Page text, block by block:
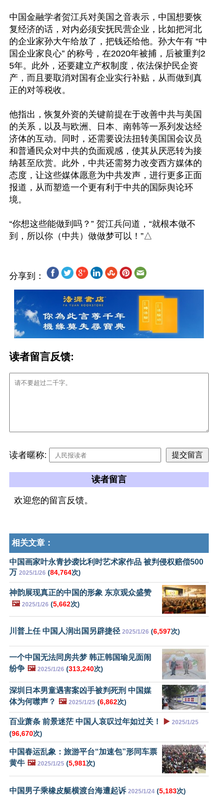
中国金融学者贺江兵对美国之音表示，中国想要恢
复经济的话，对内必须安抚民营企业，比如把河北
的企业家孙大午给放了，把钱还给他。孙大午有 “中
国企业家良心” 的称号，在2020年被捕，后被重判2
5年。此外，还要建立产权制度，依法保护民企资
产，而且要取消对国有企业实行补贴，从而做到真
正的对等税收。
他指出，恢复外资的关键前提在于改善中共与美国
的关系，以及与欧洲、日本、南韩等一系列发达经
济体的互动。同时，还需要设法扭转美国国会议员
和普通民众对中共的负面观感，使其从厌恶转为接
纳甚至欣赏。此外，中共还需努力改变西方媒体的
态度，让这些媒体愿意为中共发声，进行更多正面
报道，从而塑造一个更有利于中共的国际舆论环
境。
“你想这些能做到吗？” 贺江兵问道，“就根本做不
分享到：
读者留言反馈:
读者暱称:
读者留言
欢迎您的留言反馈。
相关文章：
中国画家叶永青抄袭比利时艺术家作品 被判侵权赔偿500
万 2025/1/26 (84,764次)
神韵展现真正的中国的形象 东京观众盛赞
🖼️ 2025/1/26 (5,662次)
川普上任 中国人润出国另辟捷径 2025/1/26 (6,597次)
一个中国无法同房共梦 韩正韩国瑜见面闹
纷争 🖼️ 2025/1/26 (313,240次)
深圳日本男童遇害案凶手被判死刑 中国媒
体为何噤声？ 🖼️ 2025/1/25 (6,862次)
百业萧条 前景迷茫 中国人哀叹过年如过关！ ▶️ 2025/1/25
(96,670次)
中国春运乱象：旅游平台“加速包”形同车票
黄牛 🖼️ 2025/1/25 (5,981次)
中国男子乘橡皮艇横渡台海遭起诉 2025/1/24 (5,183次)